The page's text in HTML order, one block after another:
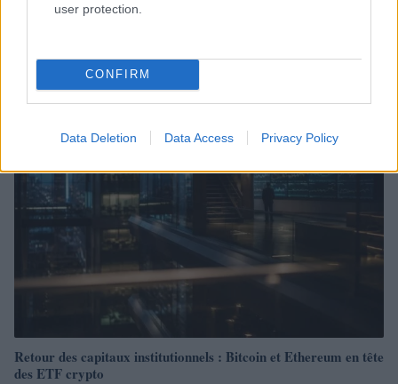
user protection.
CONFIRM
Data Deletion Data Access Privacy Policy
Camille Durand · 8 Août 2026
Retour des capitaux institutionnels : Bitcoin et Ethereum en tête
des ETF crypto